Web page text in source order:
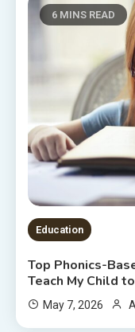
6 MINS READ
Education
Top Phonics-
Teach My Child
May 7, 2026